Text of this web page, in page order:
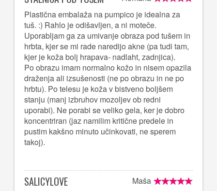
Plastična embalaža na pumpico je idealna za
tuš. :) Rahlo je odišavljen, a ni moteče.
Uporabljam ga za umivanje obraza pod tušem in
hrbta, kjer se mi rade naredijo akne (pa tudi tam,
kjer je koža bolj hrapava- nadlaht, zadnjica).
Po obrazu imam normalno kožo in nisem opazila
draženja ali izsušenosti (ne po obrazu in ne po
hrbtu). Po telesu je koža v bistveno boljšem
stanju (manj izbruhov mozoljev ob redni
uporabi). Ne porabi se veliko gela, ker je dobro
koncentriran (jaz namilim kritične predele in
pustim kakšno minuto učinkovati, ne sperem
takoj).
Maša
SALICYLOVE